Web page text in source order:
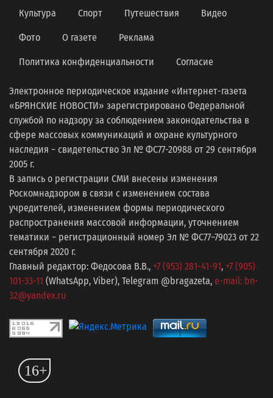
Культура Спорт Путешествия Видео
Фото О газете Реклама
Политика конфиденциальности Согласие
Электронное периодическое издание «Интернет-газета
«БРЯНСКИЕ НОВОСТИ» зарегистрировано Федеральной
службой по надзору за соблюдением законодательства в
сфере массовых коммуникаций и охране культурного
наследия − свидетельство Эл № ФС77-20988 от 29 сентября
2005 г.
В запись о регистрации СМИ внесены изменения
Роскомнадзором в связи с изменением состава
учредителей, изменением формы периодического
распространения массовой информации, уточнением
тематики − регистрационный номер Эл № ФС77−79023 от 22
сентября 2020 г.
Главный редактор: Федосова В.В., +7 (953) 281-41-91, +7 (905)
101-33-11 (WhatsApp, Viber), Telegram @bragazeta, e-mail: bn-
32@yandex.ru
16+